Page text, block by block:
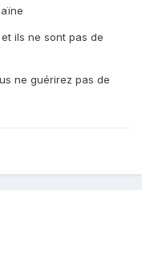
ils ne sont pas de
ne guérirez pas de